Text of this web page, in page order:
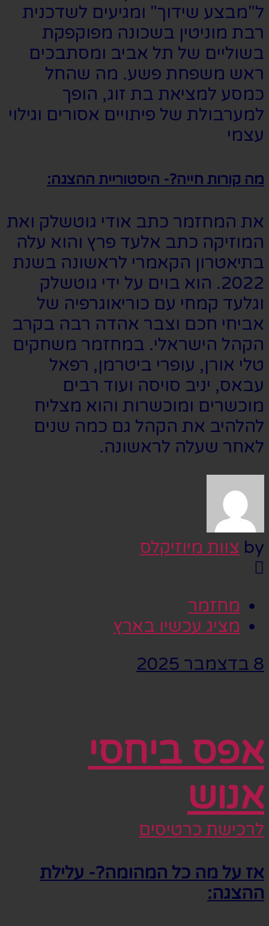
ל"מבצע שידוך" ומגיעים לשדכנית
רבת מוניטין בשכונה מפוקפקת
בשוליים של תל אביב ומסתבכים
ראש משפחת פשע. מה שהחל
כמסע למציאת בת זוג, הופך
למערבולת של פיתויים אסורים וגילוי
עצמי
מה קורות חייה?- היסטוריית ההצגה:
את המחזמר כתב אודי גוטשלק ואת
המוזיקה כתב אלעד פרץ והוא עלה
בתיאטרון הקאמרי לראשונה בשנת
2022. הוא בוים על ידי גוטשלק
וגלעד קמחי עם כוריאוגרפיה של
אביחי חכם וצבר אהדה רבה בקרב
הקהל הישראלי. במחזמר משחקים
טלי אורן, עופרי ביטרמן, רפאל
עבאס, יניב סויסה ועוד רבים
מוכשרים ומוכשרות והוא מצליח
להלהיב את הקהל גם כמה שנים
לאחר שעלה לראשונה.
by צוות מיוזיקלס
מחזמר
מציג עכשיו בארץ
8 בדצמבר 2025
אפס ביחסי
אנוש
לרכישת כרטיסים
אז על מה כל המהומה?- עלילת
ההצגה: